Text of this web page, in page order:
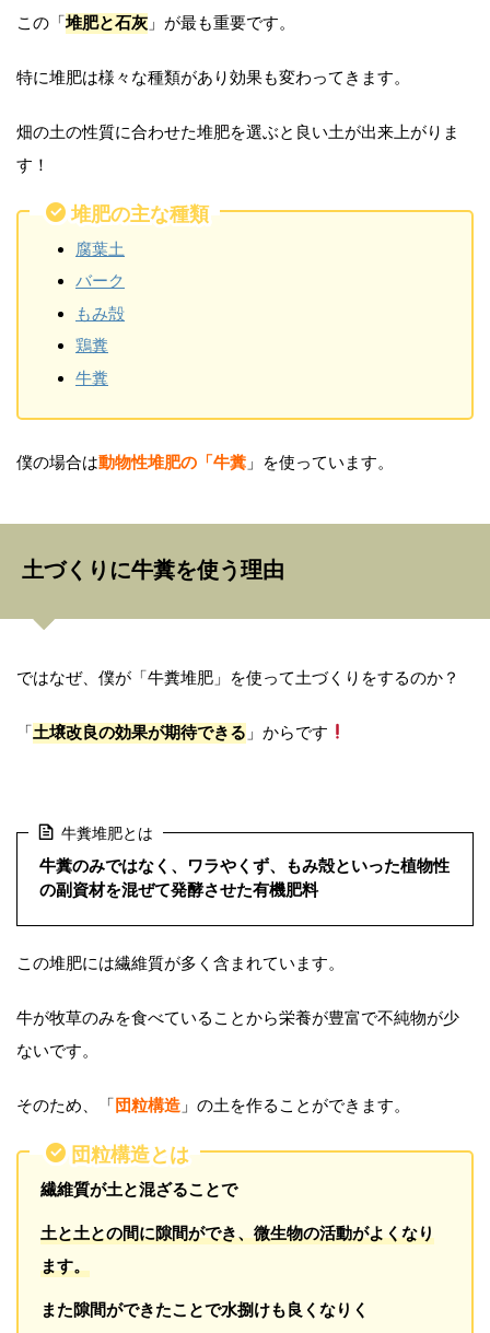
この「堆肥と石灰」が最も重要です。
特に堆肥は様々な種類があり効果も変わってきます。
畑の土の性質に合わせた堆肥を選ぶと良い土が出来上がりま
す！
堆肥の主な種類
腐葉土
バーク
もみ殻
鶏糞
牛糞
僕の場合は動物性堆肥の「牛糞 」を使っています。
土づくりに牛糞を使う理由
ではなぜ、僕が「牛糞堆肥」を使って土づくりをするのか？
「土壌改良の効果が期待できる 」からです
牛糞堆肥とは
牛糞のみではなく、ワラやくず、もみ殻といった植物性
の副資材を混ぜて発酵させた有機肥料
この堆肥には繊維質が多く含まれています。
牛が牧草のみを食べていることから栄養が豊富で不純物が少
ないです。
そのため、「 団粒構造 」の土を作ることができます。
団粒構造とは
繊維質が土と混ざることで
土と土との間に隙間ができ、微生物の活動がよくなり
ます。
また隙間ができたことで水捌けも良くなりく